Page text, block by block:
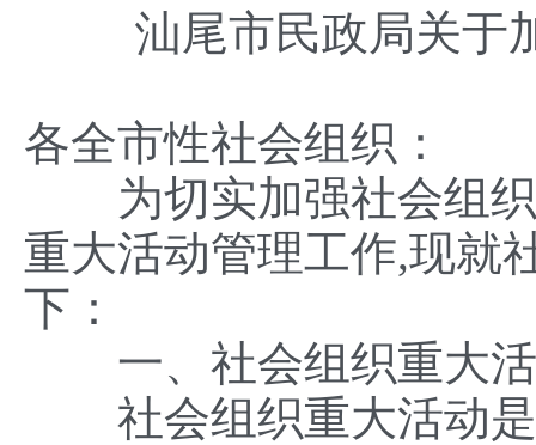
汕尾市民政局关于加
各全市性社会组织：
为切实加强社会组织
重大活动管理工作,现就
下：
一、社会组织重大活
社会组织重大活动是